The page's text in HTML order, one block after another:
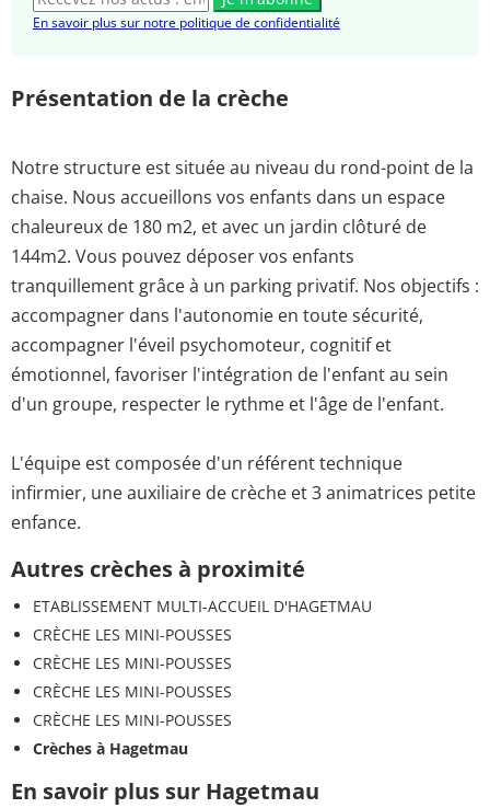
En savoir plus sur notre politique de confidentialité
Présentation de la crèche
Notre structure est située au niveau du rond-point de la
chaise. Nous accueillons vos enfants dans un espace
chaleureux de 180 m2, et avec un jardin clôturé de
144m2. Vous pouvez déposer vos enfants
tranquillement grâce à un parking privatif. Nos objectifs :
accompagner dans l'autonomie en toute sécurité,
accompagner l'éveil psychomoteur, cognitif et
émotionnel, favoriser l'intégration de l'enfant au sein
d'un groupe, respecter le rythme et l'âge de l'enfant.
L'équipe est composée d'un référent technique
infirmier, une auxiliaire de crèche et 3 animatrices petite
enfance.
Autres crèches à proximité
ETABLISSEMENT MULTI-ACCUEIL D'HAGETMAU
CRÈCHE LES MINI-POUSSES
CRÈCHE LES MINI-POUSSES
CRÈCHE LES MINI-POUSSES
CRÈCHE LES MINI-POUSSES
Crèches à Hagetmau
En savoir plus sur Hagetmau